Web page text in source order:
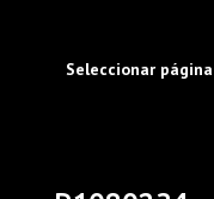
Seleccionar página